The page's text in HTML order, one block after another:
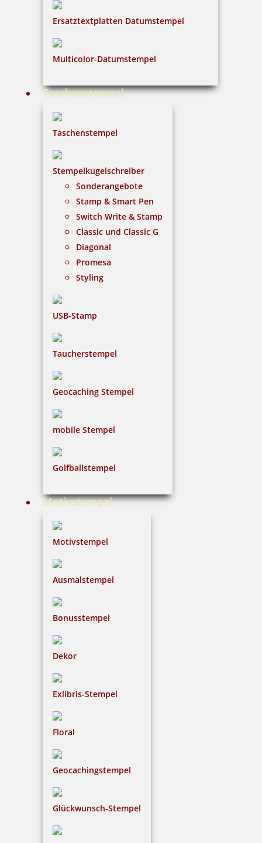
Ersatztextplatten Datumstempel
Multicolor-Datumstempel
Taschenstempel
Taschenstempel
Stempelkugelschreiber
Sonderangebote
Stamp & Smart Pen
Switch Write & Stamp
Classic und Classic G
Diagonal
Promesa
Styling
USB-Stamp
Taucherstempel
Geocaching Stempel
mobile Stempel
Golfballstempel
Motivstempel
Motivstempel
Ausmalstempel
Bonusstempel
Dekor
Exlibris-Stempel
Floral
Geocachingstempel
Glückwunsch-Stempel
Der Colop Printer ist ein Selbstfärber, der bereits
über ein integriertes Stempelkissen verfügt. Bei
diesem Stempel wird der Tag und das Jahr in Zahlen,